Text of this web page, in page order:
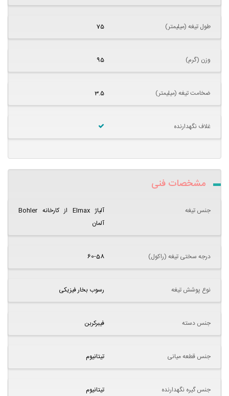
طول تیغه (میلیمتر) 75
وزن (گرم) 95
ضخامت تیغه (میلیمتر) 3.5
غلاف نگهدارنده
مشخصات فنی
جنس تیغه
آلیاژ Elmax از کارخانه Bohler
آلمان
درجه سختی تیغه (راکول) 60-58
نوع پوشش تیغه رسوب بخار فیزیکی
جنس دسته فیبرکربن
جنس قطعه میانی تیتانیوم
جنس گیره نگهدارنده تیتانیوم